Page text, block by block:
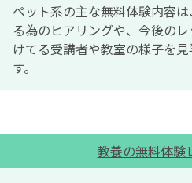
ペット系の主な無料体験内容
る為のヒアリングや、今後の
けてる受講者や教室の様子を
す。
教養の無料体験